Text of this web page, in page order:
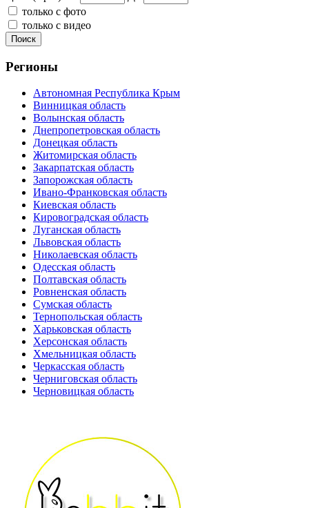
только с фото
только с видео
Поиск
Регионы
Автономная Республика Крым
Винницкая область
Волынская область
Днепропетровская область
Донецкая область
Житомирская область
Закарпатская область
Запорожская область
Ивано-Франковская область
Киевская область
Кировоградская область
Луганская область
Львовская область
Николаевская область
Одесская область
Полтавская область
Ровненская область
Сумская область
Тернопольская область
Харьковская область
Херсонская область
Хмельницкая область
Черкасская область
Черниговская область
Черновицкая область